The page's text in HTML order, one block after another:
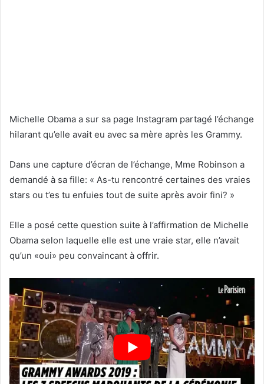
Michelle Obama a sur sa page Instagram partagé l’échange
hilarant qu’elle avait eu avec sa mère après les Grammy.
Dans une capture d’écran de l’échange, Mme Robinson a
demandé à sa fille: « As-tu rencontré certaines des vraies
stars ou t’es tu enfuies tout de suite après avoir fini? »
Elle a posé cette question suite à l’affirmation de Michelle
Obama selon laquelle elle est une vraie star, elle n’avait
qu’un «oui» peu convaincant à offrir.